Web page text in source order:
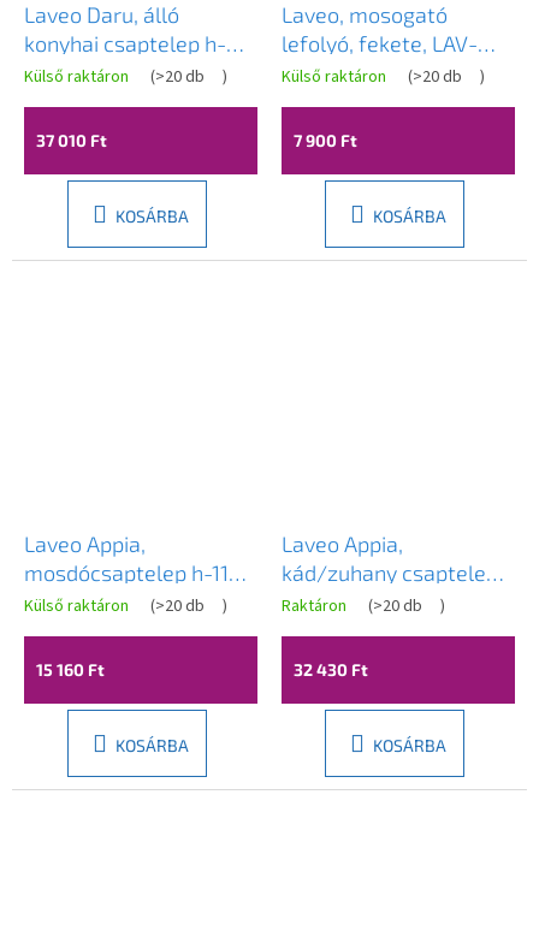
Laveo Daru, álló
konyhai csaptelep h-
410, bézs, LAV-
BLD_469D
Külső raktáron (>20 db )
37 010 Ft
KOSÁRBA
Laveo, mosogató
lefolyó, fekete, LAV-
CKK_72R3
Külső raktáron (>20 db )
7 900 Ft
KOSÁRBA
Laveo Appia,
mosdócsaptelep h-110,
króm, LAV-BLP_026D
Külső raktáron (>20 db )
15 160 Ft
KOSÁRBA
Laveo Appia,
kád/zuhany csaptelep
h-112, fekete, LAV-
BLP_715D
Raktáron (>20 db )
32 430 Ft
KOSÁRBA